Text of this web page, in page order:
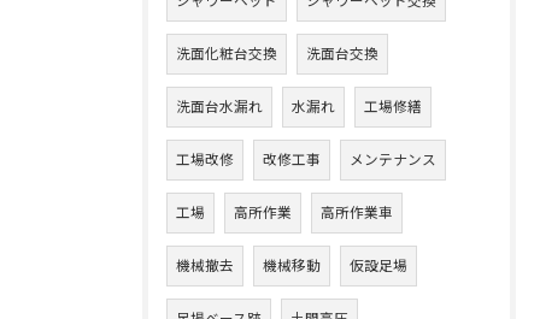
洗面化粧台交換 洗面台交換
洗面台水漏れ 水漏れ 工場修繕
工場改修 改修工事 メンテナンス
工場 高所作業 高所作業車
機械撤去 機械移動 仮設足場